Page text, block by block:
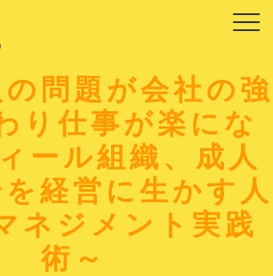
問題が会社の強
り仕事が楽にな
ール組織、成人
経営に生かす人
ネジメント実践
術～